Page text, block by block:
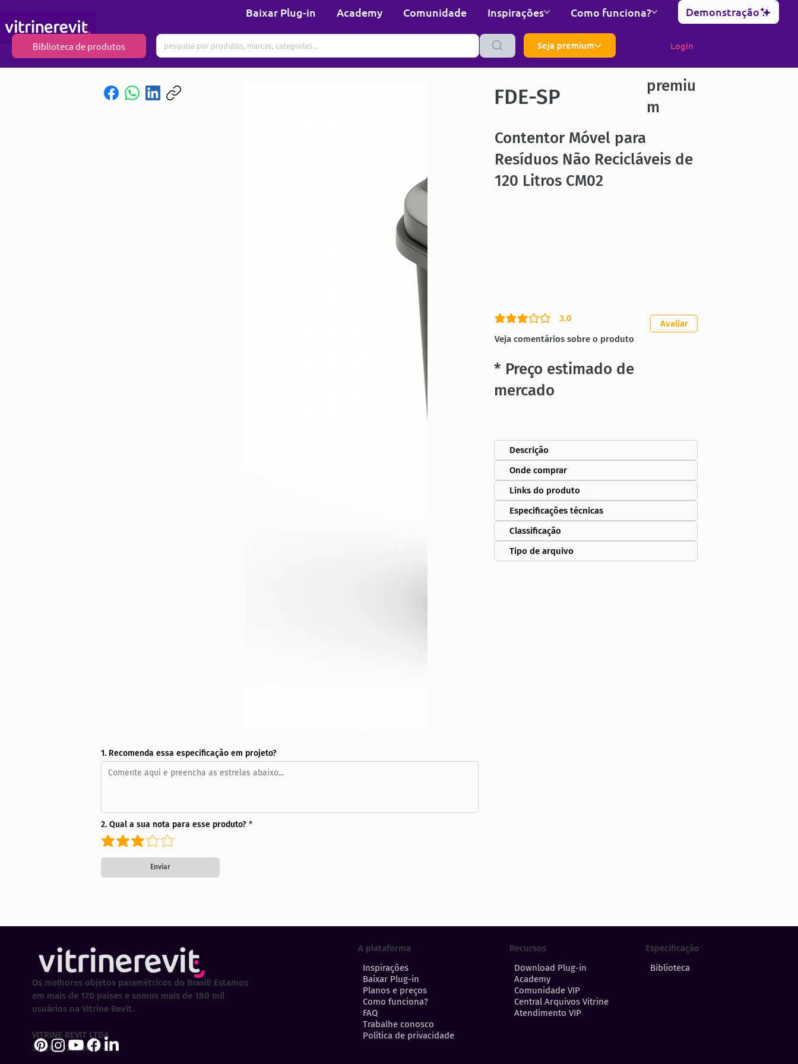
Baixar Plug-in Academy Comunidade Inspirações Como funciona? Demonstração
Biblioteca de produtos Seja premium Login
FDE-SP
premiu
m
Contentor Móvel para
Resíduos Não Recicláveis de
120 Litros CM02
3.0
classificação média é 3 de 5
Veja comentários sobre o produto
Avaliar
* Preço estimado de
mercado
Descrição
Onde comprar
Links do produto
Especificações técnicas
Classificação
Tipo de arquivo
1. Recomenda essa especificação em projeto?
2. Qual a sua nota para esse produto?
Enviar
A plataforma
Inspirações
Baixar Plug-in
Planos e preços
Como funciona?
FAQ
Trabalhe conosco
Política de privacidade
Recursos
Download Plug-in
Academy
Comunidade VIP
Central Arquivos Vitrine
Atendimento VIP
Especificação
Biblioteca
Os melhores objetos paramétricos do Brasil! Estamos
em mais de 170 países e somos mais de 180 mil
usuários na Vitrine Revit.
VITRINE REVIT LTDA
30.202.323/0001-29